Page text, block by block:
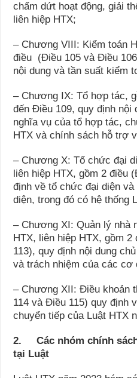
chấm dứt hoạt động, giải
liên hiệp HTX;
– Chương VIII: Kiểm toán
điều (Điều 105 và Điều
nội dung và tần suất kiểm
– Chương IX: Tổ hợp tác,
đến Điều 109, quy định nội
nghĩa vụ của tổ hợp tác,
HTX và chính sách hỗ trợ
– Chương X: Tổ chức đại
liên hiệp HTX, gồm 2 điều
định về tổ chức đại diện
diện, trong đó có hệ thống
– Chương XI: Quản lý nhà
HTX, liên hiệp HTX, gồm
113), quy định nội dung
và trách nhiệm của các cơ
– Chương XII: Điều khoản
114 và Điều 115) quy định
chuyển tiếp của Luật HTX
2. Các nhóm chính
tại Luật